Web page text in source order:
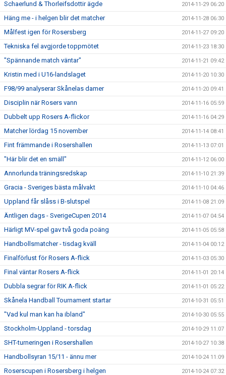
Schaerlund & Thorleifsdottir ägde 2014-11-29 06:20
Häng me - i helgen blir det matcher 2014-11-28 06:30
Målfest igen för Rosersberg 2014-11-27 09:20
Tekniska fel avgjorde toppmötet 2014-11-23 18:30
"Spännande match väntar" 2014-11-21 09:42
Kristin med i U16-landslaget 2014-11-20 10:30
F98/99 analyserar Skånelas damer 2014-11-20 09:41
Disciplin när Rosers vann 2014-11-16 05:59
Dubbelt upp Rosers A-flickor 2014-11-16 04:29
Matcher lördag 15 november 2014-11-14 08:41
Fint främmande i Rosershallen 2014-11-13 07:01
"Här blir det en smäll" 2014-11-12 06:00
Annorlunda träningsredskap 2014-11-10 21:39
Gracia - Sveriges bästa målvakt 2014-11-10 04:46
Uppland får slåss i B-slutspel 2014-11-08 21:09
Äntligen dags - SverigeCupen 2014 2014-11-07 04:54
Härligt MV-spel gav två goda poäng 2014-11-05 05:58
Handbollsmatcher - tisdag kväll 2014-11-04 00:12
Finalförlust för Rosers A-flick 2014-11-03 05:30
Final väntar Rosers A-flick 2014-11-01 20:14
Dubbla segrar för RIK A-flick 2014-11-01 05:22
Skånela Handball Tournament startar 2014-10-31 05:51
"Vad kul man kan ha ibland" 2014-10-30 05:55
Stockholm-Uppland - torsdag 2014-10-29 11:07
SHT-turneringen i Rosershallen 2014-10-27 10:38
Handbollsyran 15/11 - ännu mer 2014-10-24 11:09
Roserscupen i Rosersberg i helgen 2014-10-24 07:32